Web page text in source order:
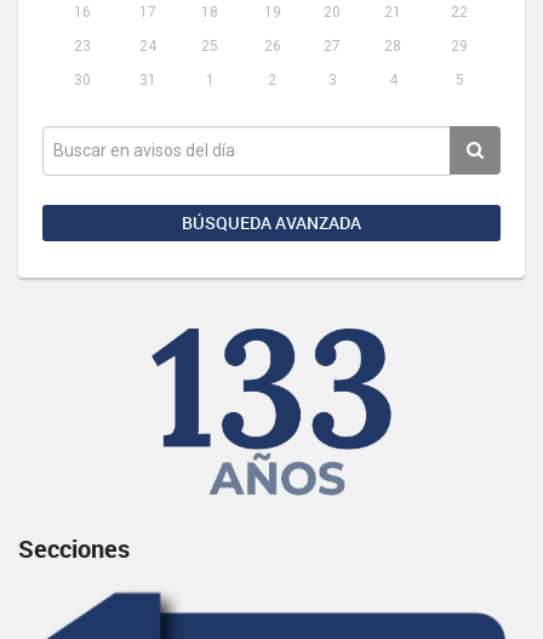
16
17 18 19 20 21
22
23
24 25 26 27 28
29
30
31 1 2 3 4 5
BÚSQUEDA AVANZADA
Secciones